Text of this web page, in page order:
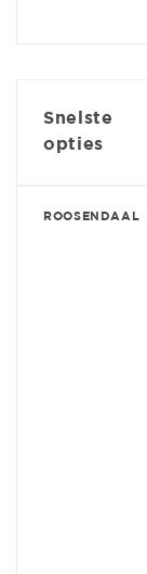
Snelste
opties
ROOSENDAAL